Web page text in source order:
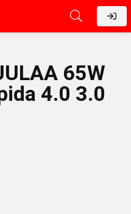
65W
4.0 3.0